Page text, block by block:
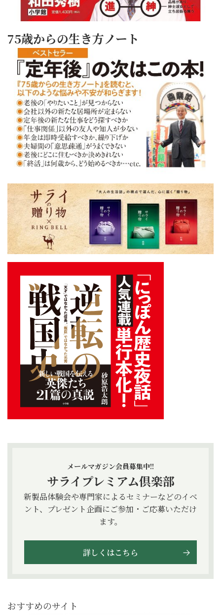
75歳からの生き方ノート
メールマガジン会員募集中!!
サライプレミアム倶楽部
新製品体験会や専門家によるセミナーなどのイベ
ント、プレゼント企画にご参加・ご応募いただけ
ます。
詳しくはこちら
おすすめのサイト